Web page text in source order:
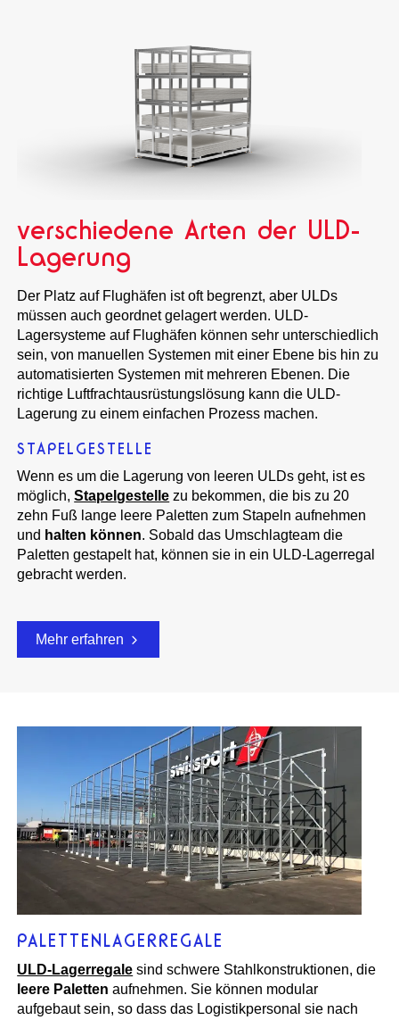
verschiedene Arten der ULD-
Lagerung
Der Platz auf Flughäfen ist oft begrenzt, aber ULDs
müssen auch geordnet gelagert werden. ULD-
Lagersysteme auf Flughäfen können sehr unterschiedlich
sein, von manuellen Systemen mit einer Ebene bis hin zu
automatisierten Systemen mit mehreren Ebenen. Die
richtige Luftfrachtausrüstungslösung kann die ULD-
Lagerung zu einem einfachen Prozess machen.
STAPELGESTELLE
Wenn es um die Lagerung von leeren ULDs geht, ist es
möglich,Stapelgestelle zu bekommen, die bis zu 20
zehn Fuß lange leere Paletten zum Stapeln aufnehmen
und halten können. Sobald das Umschlagteam die
Paletten gestapelt hat, können sie in ein ULD-Lagerregal
gebracht werden.
Mehr erfahren
PALETTENLAGERREGALE
ULD-Lagerregale sind schwere Stahlkonstruktionen, die
leere Paletten aufnehmen. Sie können modular
aufgebaut sein, so dass das Logistikpersonal sie nach